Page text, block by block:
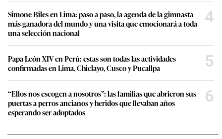
Simone Biles en Lima: paso a paso, la agenda de la gimnasta
más ganadora del mundo y una visita que emocionará a toda
una selección nacional
4
Papa León XIV en Perú: estas son todas las actividades
confirmadas en Lima, Chiclayo, Cusco y Pucallpa
5
“Ellos nos escogen a nosotros”: las familias que abrieron sus
puertas a perros ancianos y heridos que llevaban años
esperando ser adoptados
6